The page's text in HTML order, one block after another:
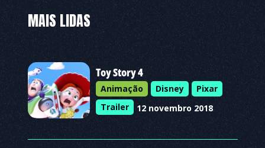
MAIS LIDAS
Toy Story 4
Animação Disney
Pixar
Trailer
12 novembro 2018